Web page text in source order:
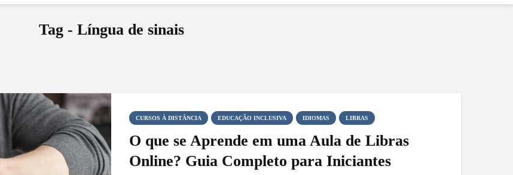
Tag - Língua de sinais
CURSOS À DISTÂNCIA EDUCAÇÃO INCLUSIVA IDIOMAS LIBRAS
O que se Aprende em uma Aula de Libras
Online? Guia Completo para Iniciantes